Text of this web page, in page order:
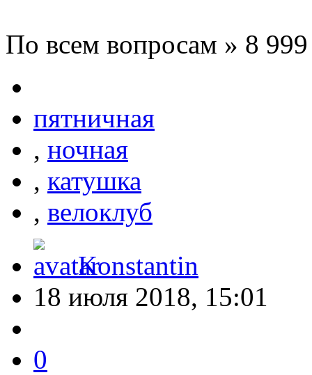
По всем вопросам » 8
пятничная
, ночная
, катушка
, велоклуб
Konstantin
18 июля 2018, 15:01
0